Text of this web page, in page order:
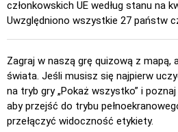
Wielokrotny wybór: Wybierz
czterech opcji, klikając lub
kolejności; zostaną one
postępów.
Wpisz : Wpisz nazwę podświetlonej
Latać: Steruj za pomocą strzałek
członkowskich UE według stanu na
Uwzględniono wszystkie 27 państw
Zagraj w naszą grę quizową z mapą,
świata. Jeśli musisz się najpierw
na tryb gry „Pokaż wszystko” i
aby przejść do trybu
przełączyć widoczność etykiety.